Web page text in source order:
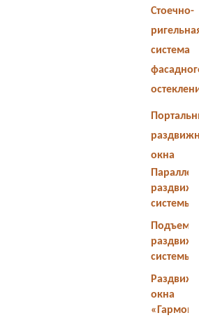
Стоечно-
система
окна
системы
системы
окна